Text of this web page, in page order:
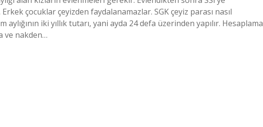
çocuklar çeyizden faydalanamazlar. SGK çeyiz parası nasıl
iki yıllık tutarı, yani ayda 24 defa üzerinden yapılır. Hesaplama
ve nakden…